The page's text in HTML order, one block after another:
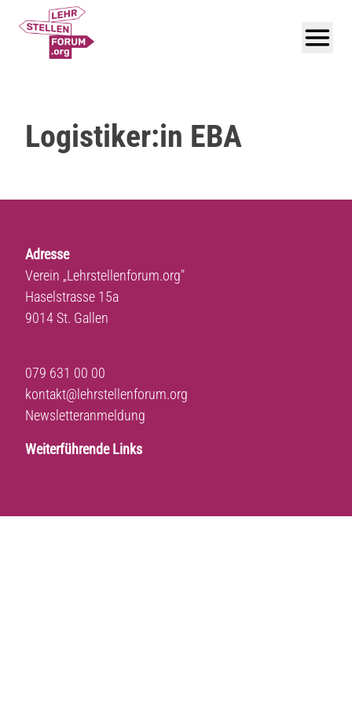
Logistiker:in EBA
Adresse
Verein „Lehrstellenforum.org"
Haselstrasse 15a
9014 St. Gallen
079 631 00 00
kontakt@lehrstellenforum.org
Newsletteranmeldung
Weiterführende Links